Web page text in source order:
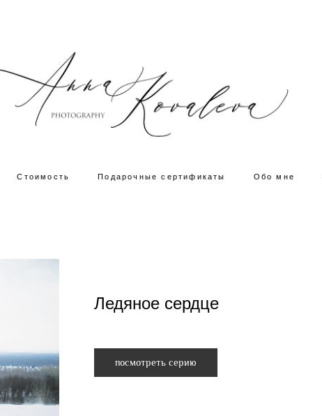
Стоимость Подарочные сертификаты Обо мне
Ледяное сердце
посмотреть серию